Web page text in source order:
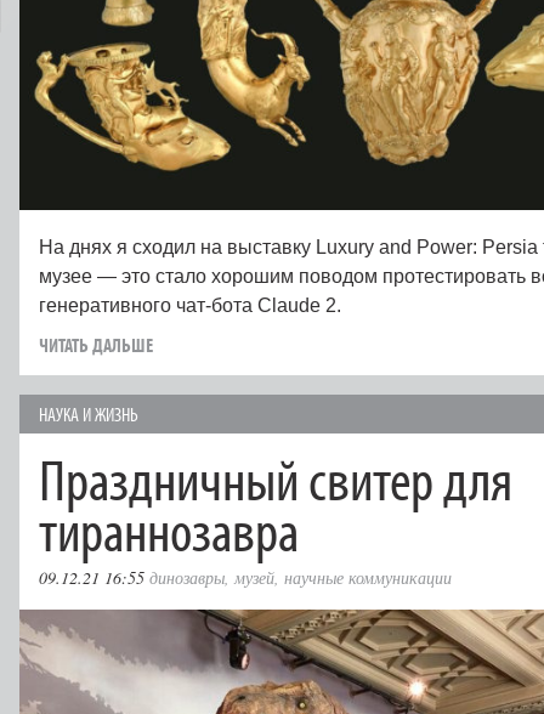
На днях я сходил на выставку Luxury and Power:
музее — это стало хорошим поводом протестировать
генеративного чат-бота Claude 2.
ЧИТАТЬ ДАЛЬШЕ
НАУКА И ЖИЗНЬ
Праздничный свитер для
тираннозавра
09.12.21 16:55 динозавры музей научные коммуникации